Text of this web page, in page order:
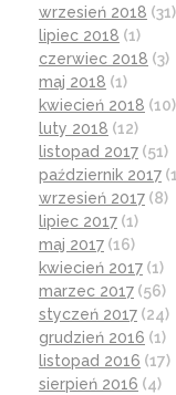
wrzesień 2018 (31)
lipiec 2018 (1)
czerwiec 2018 (3)
maj 2018 (1)
kwiecień 2018 (10)
luty 2018 (12)
listopad 2017 (51)
październik 2017
wrzesień 2017 (8)
lipiec 2017 (1)
maj 2017 (16)
kwiecień 2017 (1)
marzec 2017 (56)
styczeń 2017 (24)
grudzień 2016 (1)
listopad 2016 (17)
sierpień 2016 (4)